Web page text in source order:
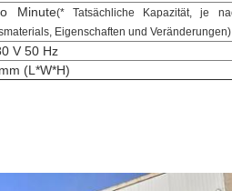
Minute(* Tatsächliche Kapazität, je
Eigenschaften und Veränderungen)
V 50 Hz
(L*W*H)